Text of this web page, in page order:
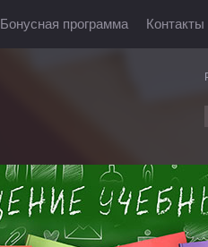
Бонусная программа Контакты